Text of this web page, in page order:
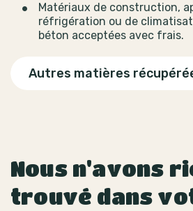
Matériaux de construction,
réfrigération ou de
béton acceptées avec frais.
Autres matières
Nous n'avons
trouvé dans